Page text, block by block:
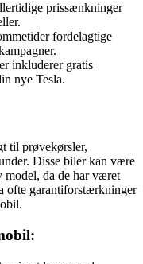
prissænkninger
fordelagtige
inkluderer gratis
nye Tesla.
til prøvekørsler,
Disse biler kan være
model, da de har været
ofte garantiforstærkninger